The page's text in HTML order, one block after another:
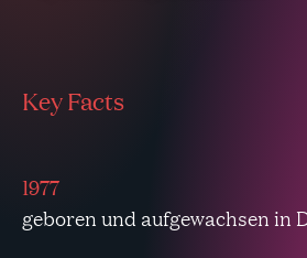
Key Facts
1977
geboren und aufgewachsen in